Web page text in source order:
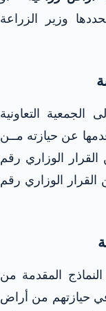
وزير الزراعة
الجمعية التعاونية
عن حيازته مــن
المقررة بالمادة ٦ من القرار الوزاري رقم
۲۰۰۹ ومن قبلها المادة ٦ من القرار الوزاري رقم
المقدمة من
في حيازتهم من أراض